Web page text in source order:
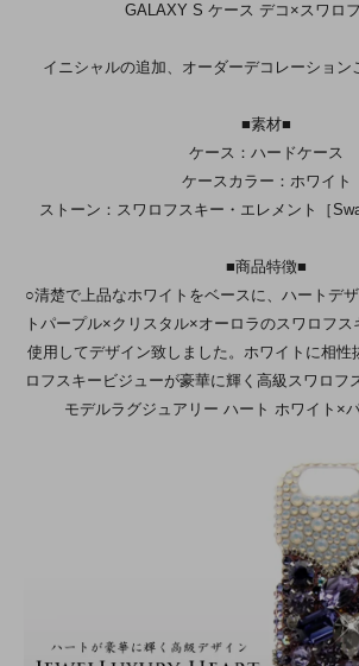
GALAXY S ケース デコ×スワロ
イニシャルの追加、オーダーデコレーション
■素材■
ケース：ハードケース
ケースカラー：ホワイト
ストーン：スワロフスキー・エレメント［
■商品特徴■
○清楚で上品なホワイトをベースに、ハートデ
トパープル×クリスタル×オーロラのスワロフ
使用してデザイン致しました。ホワイトに相性
ロフスキービジューが豪華に輝く高級スワロフ
モデルラグジュアリー ハート ホワイト×